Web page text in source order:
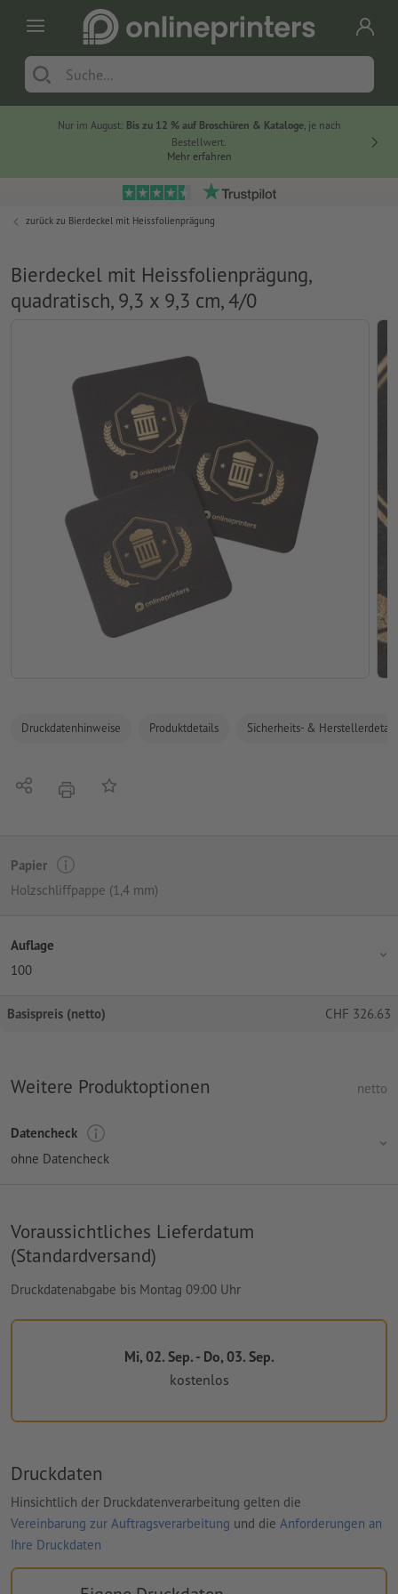
Nur im August: Bis zu 12 % auf Broschüren & Kataloge, je nach
Bestellwert.
Mehr erfahren
zurück zu Bierdeckel mit Heissfolienprägung
Bierdeckel mit Heissfolienprägung,
quadratisch, 9,3 x 9,3 cm, 4/0
Druckdatenhinweise Produktdetails Sicherheits- &
Teilen DruckenAuf die Merkliste
Papier
Holzschliffpappe (1,4 mm)
Auflage
100
Basispreis (netto) CHF 326.63
Weitere Produktoptionen netto
Datencheck
ohne Datencheck
Voraussichtliches Lieferdatum
(Standardversand)
Druckdatenabgabe bis Montag 09:00 Uhr
Mi, 02. Sep. - Do, 03. Sep.
kostenlos
Druckdaten
Hinsichtlich der Druckdatenverarbeitung gelten die
Vereinbarung zur Auftragsverarbeitung und die Anforderungen an
Ihre Druckdaten